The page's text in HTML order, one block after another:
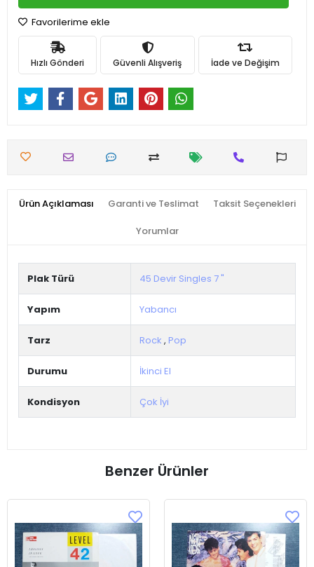
Favorilerime ekle
Hızlı Gönderi Güvenli Alışveriş İade ve Değişim
Ürün Açıklaması Garanti ve Teslimat Taksit Seçenekleri
Yorumlar
Plak Türü 45 Devir Singles 7 "
Yapım Yabancı
Tarz Rock , Pop
Durumu İkinci El
Kondisyon Çok İyi
Benzer Ürünler